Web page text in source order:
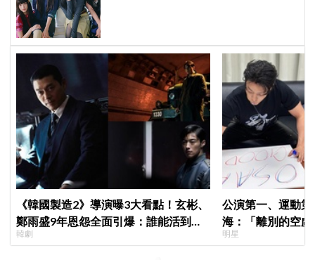
《韓國製造2》導演曝3大看點！玄彬、
鄭雨盛9年恩怨全面引爆：誰能活到最
後？
韓劇
公演第一、運動
海：「離別的空
見」
明星